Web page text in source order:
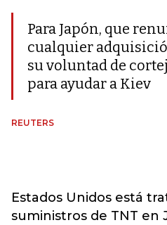
Para Japón, que
cualquier
su voluntad de
para ayudar a Kiev
REUTERS
Estados Unidos está
suministros de TNT en